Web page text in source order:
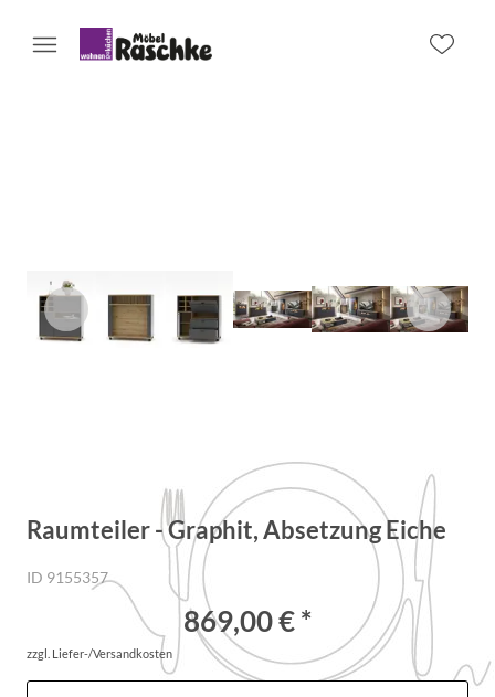
Raumteiler - Graphit, Absetzung Eiche
ID 9155357
869,00 € *
zzgl. Liefer-/Versandkosten